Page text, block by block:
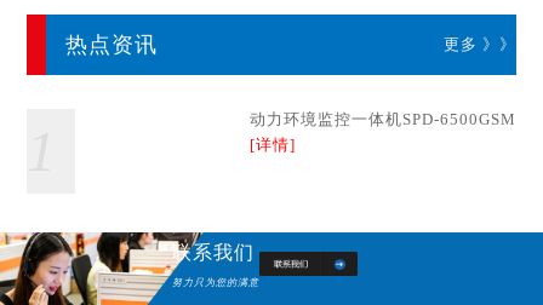
热点资讯 更多 》》
动力环境监控一体机SPD-6500GSM
[详情]
联系我们
努力只为您的满意